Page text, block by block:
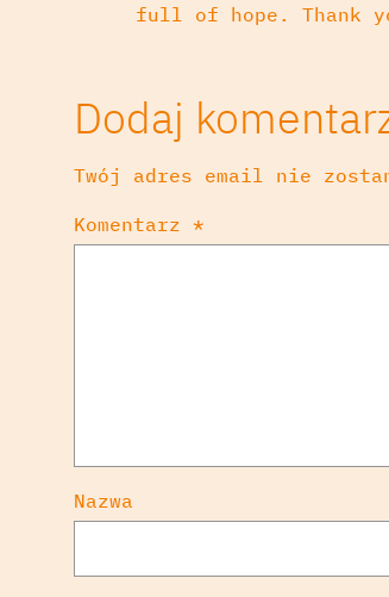
full of hope. Thank
Dodaj
Twój adres email nie
Komentarz *
Nazwa